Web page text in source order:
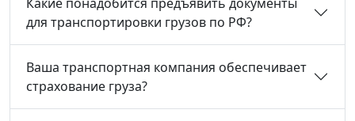
для транспортировки грузов по РФ?
Ваша транспортная компания обеспечивает
страхование груза?